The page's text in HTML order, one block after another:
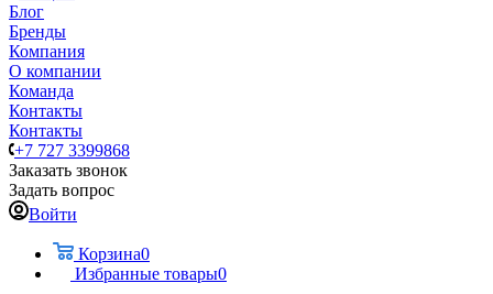
Блог
Бренды
Компания
О компании
Команда
Контакты
Контакты
+7 727 3399868
Заказать звонок
Задать вопрос
Войти
Корзина0
Избранные товары0